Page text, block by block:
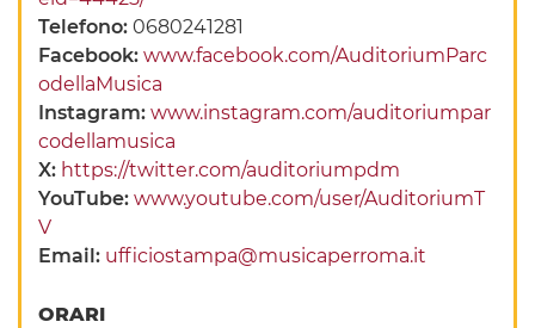
Telefono:0680241281
Facebook:www.facebook.com/AuditoriumParc
odellaMusica
Instagram:www.instagram.com/auditoriumpar
codellamusica
X: https://twitter.com/auditoriumpdm
YouTube:www.youtube.com/user/AuditoriumT
V
Email: ufficiostampa@musicaperroma.it
ORARI